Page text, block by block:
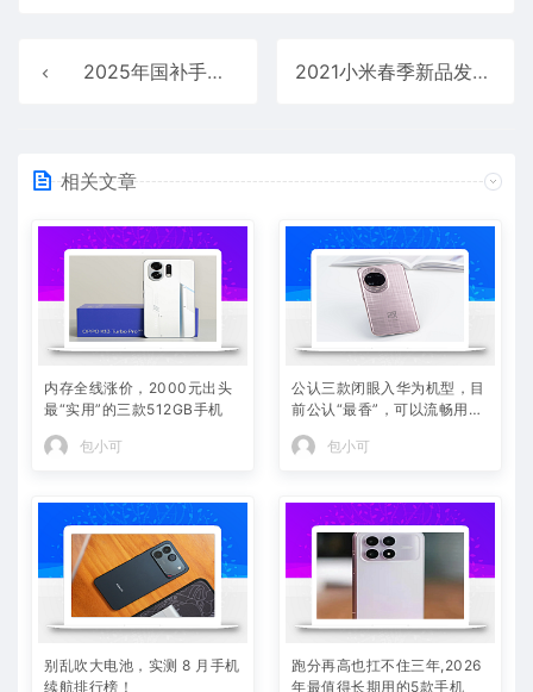
2025年国补手机怎么买才划算? 2025年国补手机购买攻略 2021小米春季新品发布会6款新品价格是多少? 从229元到6999元不等
相关文章
内存全线涨价，2000元出头
最“实用”的三款512GB手机
包小可
公认三款闭眼入华为机型，目
前公认“最香”，可以流畅用四
年
包小可
别乱吹大电池，实测 8 月手机
续航排行榜！
跑分再高也扛不住三年,2026
年最值得长期用的5款手机